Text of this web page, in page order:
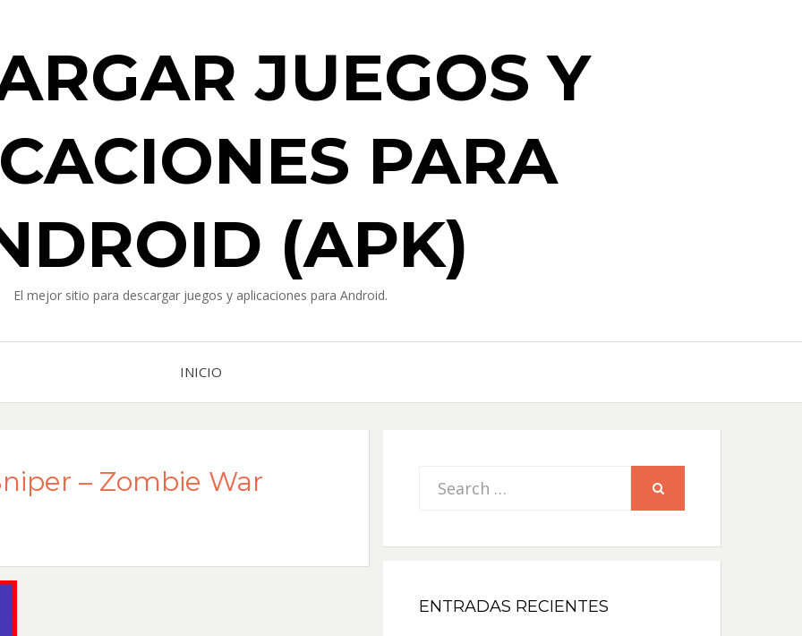
JUEGOS Y
PARA
(APK)
El mejor sitio para descargar juegos y aplicaciones para Android.
INICIO
– Zombie War
Search
ENTRADAS RECIENTES